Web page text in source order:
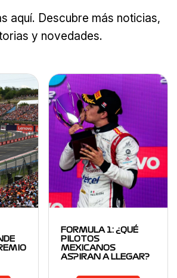
aquí. Descubre más noticias,
y novedades.
FORMULA 1: ¿QUÉ
PILOTOS
MEXICANOS
ASPIRAN A LLEGAR?